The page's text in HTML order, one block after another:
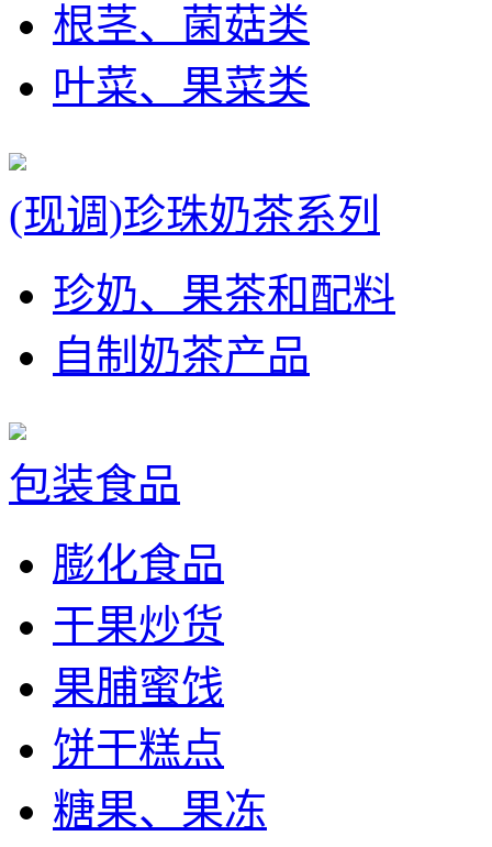
根茎、菌菇类
叶菜、果菜类
(现调)珍珠奶茶系列
珍奶、果茶和配料
自制奶茶产品
包装食品
膨化食品
干果炒货
果脯蜜饯
饼干糕点
糖果、果冻